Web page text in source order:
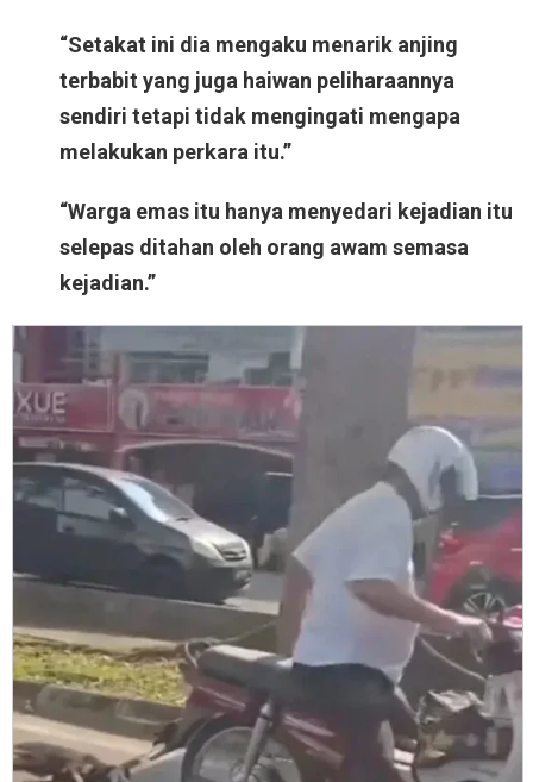
“Setakat ini dia mengaku menarik anjing
terbabit yang juga haiwan peliharaannya
sendiri tetapi tidak mengingati mengapa
melakukan perkara itu.”
“Warga emas itu hanya menyedari kejadian itu
selepas ditahan oleh orang awam semasa
kejadian.”